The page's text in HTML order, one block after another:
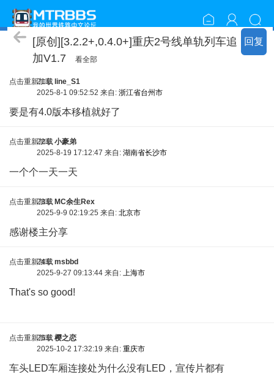
回复
资源包分享
[原创][3.2.2+,0.4.0+]重庆2号线单轨列车追
加V1.7
看全部
点击重新加载
21车 line_S1
2025-8-1 09:52:52 来自: 浙江省台州市
要是有4.0版本移植就好了
点击重新加载
22车 小豪弟
2025-8-19 17:12:47 来自: 湖南省长沙市
一个个一天一天
点击重新加载
23车 MC余生Rex
2025-9-9 02:19:25 来自: 北京市
感谢楼主分享
点击重新加载
24车 msbbd
2025-9-27 09:13:44 来自: 上海市
That's so good!
点击重新加载
25车 樱之恋
2025-10-2 17:32:19 来自: 重庆市
车头LED车厢连接处为什么没有LED，宣传片都有